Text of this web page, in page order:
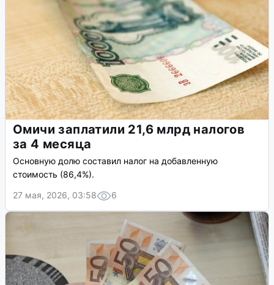
Омичи заплатили 21,6 млрд налогов
за 4 месяца
Основную долю составил налог на добавленную
стоимость (86,4%).
27 мая, 2026, 03:58
6